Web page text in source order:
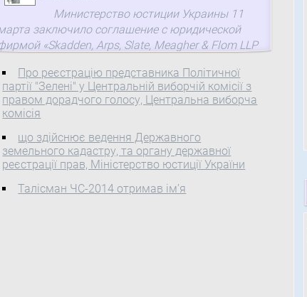
Министерство юстиции Украины 11
заключило соглашение с юридической
«Skadden, Arps, Slate, Meagher & Flom LLP
«Тимошенко против Украины» ...
Про реєстрацію представника Політичної
партії "Зелені" у Центральній виборчій комісії з
правом дорадчого голосу, Центральна виборча
комісія
що здійснює ведення Державного
земельного кадастру, та органу державної
реєстрації прав, Міністерство юстиції України
Талісман ЧС-2014 отримав ім’я